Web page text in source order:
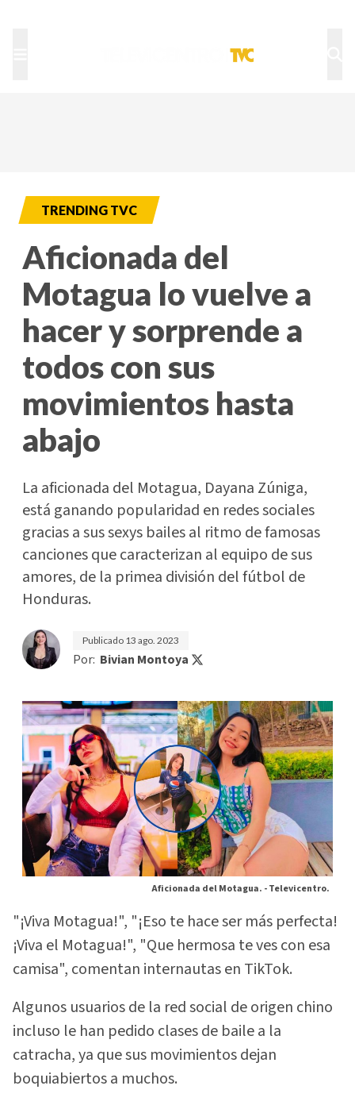
TRENDING TVC
Aficionada del
Motagua lo vuelve a
hacer y sorprende a
todos con sus
movimientos hasta
abajo
La aficionada del Motagua, Dayana Zúniga,
está ganando popularidad en redes sociales
gracias a sus sexys bailes al ritmo de famosas
canciones que caracterizan al equipo de sus
amores, de la primea división del fútbol de
Honduras.
Publicado 13 ago. 2023
Por: Bivian Montoya
Aficionada del Motagua. -Televicentro.
"¡Viva Motagua!", "¡Eso te hace ser más perfecta!
¡Viva el Motagua!", "Que hermosa te ves con esa
camisa", comentan internautas en TikTok.
Algunos usuarios de la red social de origen chino
incluso le han pedido clases de baile a la
catracha, ya que sus movimientos dejan
boquiabiertos a muchos.